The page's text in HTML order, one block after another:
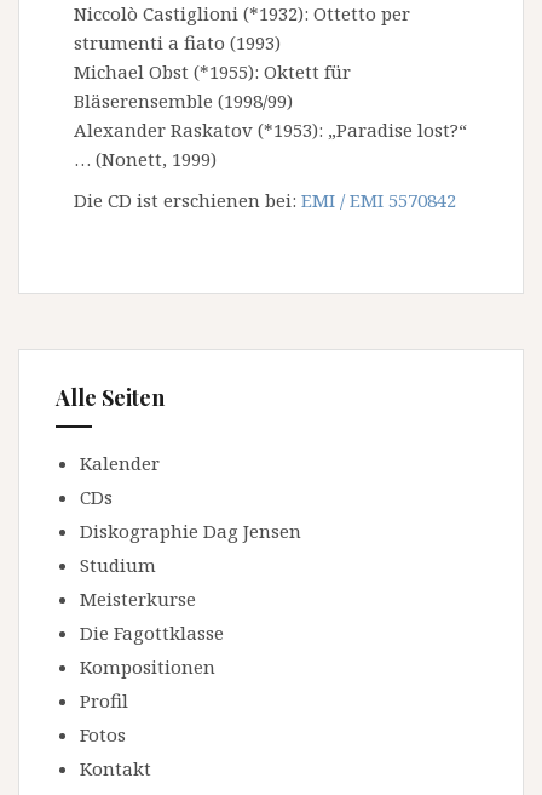
Niccolò Castiglioni (*1932): Ottetto per
strumenti a fiato (1993)
Michael Obst (*1955): Oktett für
Bläserensemble (1998/99)
Alexander Raskatov (*1953): „Paradise lost?“
… (Nonett, 1999)
Die CD ist erschienen bei: EMI / EMI 5570842
Alle Seiten
Kalender
CDs
Diskographie Dag Jensen
Studium
Meisterkurse
Die Fagottklasse
Kompositionen
Profil
Fotos
Kontakt